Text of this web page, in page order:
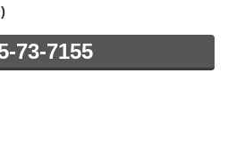
73-7155